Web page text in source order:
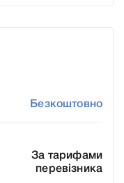
Безкоштовно
За тарифами
перевізника